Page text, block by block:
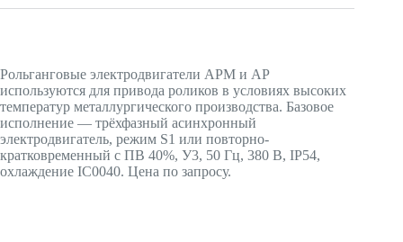
Рольганговые электродвигатели АРМ и АР
используются для привода роликов в условиях высоких
температур металлургического производства. Базовое
исполнение — трёхфазный асинхронный
электродвигатель, режим S1 или повторно-
кратковременный с ПВ 40%, У3, 50 Гц, 380 В, IP54,
охлаждение IC0040. Цена по запросу.